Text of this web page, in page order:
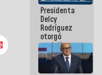
para
abordar
planes de
acción
Presidenta
Delcy
Rodríguez
otorgó
medalla
"Héroe de
Venezuela"
a servidores